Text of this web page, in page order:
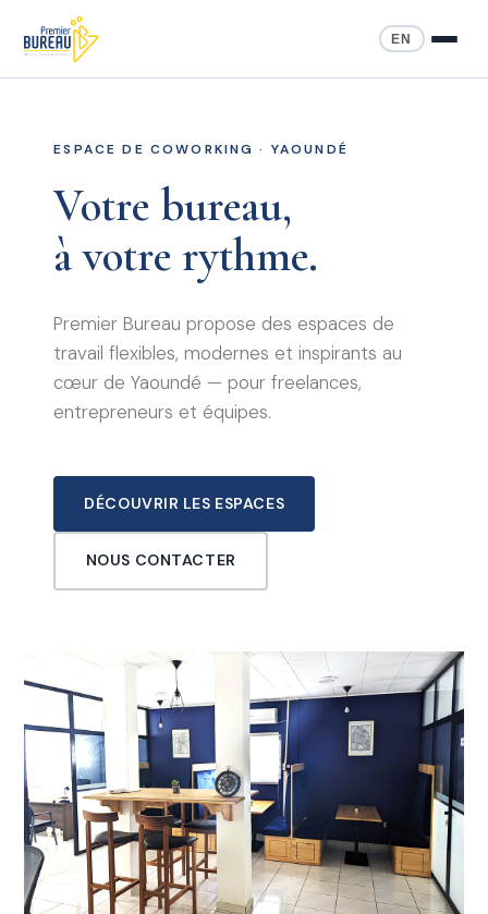
EN
ESPACE DE COWORKING · YAOUNDÉ
Votre bureau,
à votre rythme.
Premier Bureau propose des espaces de
travail flexibles, modernes et inspirants au
cœur de Yaoundé — pour freelances,
entrepreneurs et équipes.
DÉCOUVRIR LES ESPACES
NOUS CONTACTER